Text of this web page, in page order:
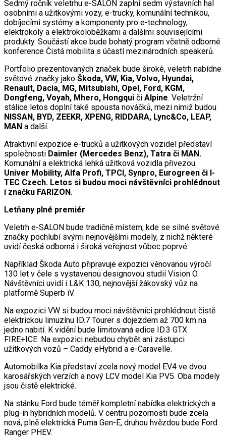
Sedmý ročník veletrhu e-SALON zaplní sedm výstavních hal
osobními a užitkovými vozy, e-trucky, komunální technikou,
dobíjecími systémy a komponenty pro e-technology,
elektrokoly a elektrokoloběžkami a dalšími souvisejícími
produkty. Součástí akce bude bohatý program včetně odborné
konference Čistá mobilita s účastí mezinárodních speakerů.
Portfolio prezentovaných značek bude široké, veletrh nabídne
světové značky jako Škoda, VW, Kia, Volvo, Hyundai,
Renault, Dacia, MG, Mitsubishi, Opel, Ford, KGM,
Dongfeng, Voyah, Mhero, Hongqui či Alpine. Veletržní
stálice letos doplní také spousta nováčků, mezi nimiž budou
NISSAN, BYD, ZEEKR, XPENG, RIDDARA, Lync&Co, LEAP,
MAN a další.
Atraktivní expozice e-trucků a užitkových vozidel představí
společnosti Daimler (Mercedes Benz), Tatra či MAN.
Komunální a elektrická lehká užitková vozidla přivezou
Univer Mobility, Alfa Profi, TPCI, Synpro, Eurogreen či I-
TEC Czech. Letos si budou moci návštěvníci prohlédnout
i značku FARIZON.
Letňany plné premiér
Veletrh e-SALON bude tradičně místem, kde se silné světové
značky pochlubí svými nejnovějšími modely, z nichž některé
uvidí česká odborná i široká veřejnost vůbec poprvé.
Například Škoda Auto připravuje expozici věnovanou výročí
130 let v čele s vystavenou designovou studií Vision O.
Návštěvníci uvidí i L&K 130, nejnovější žákovský vůz na
platformě Superb iV.
Na expozici VW si budou moci návštěvníci prohlédnout čistě
elektrickou limuzínu ID.7 Tourer s dojezdem až 700 km na
jedno nabití. K vidění bude limitovaná edice ID.3 GTX
FIRE+ICE. Na expozici nebudou chybět ani zástupci
užitkových vozů – Caddy eHybrid a e-Caravelle.
Automobilka Kia představí zcela nový model EV4 ve dvou
karosářských verzích a nový LCV model Kia PV5. Oba modely
jsou čistě elektrické.
Na stánku Ford bude téměř kompletní nabídka elektrických a
plug-in hybridních modelů. V centru pozornosti bude zcela
nová, plně elektrická Puma Gen-E, druhou hvězdou bude Ford
Ranger PHEV.